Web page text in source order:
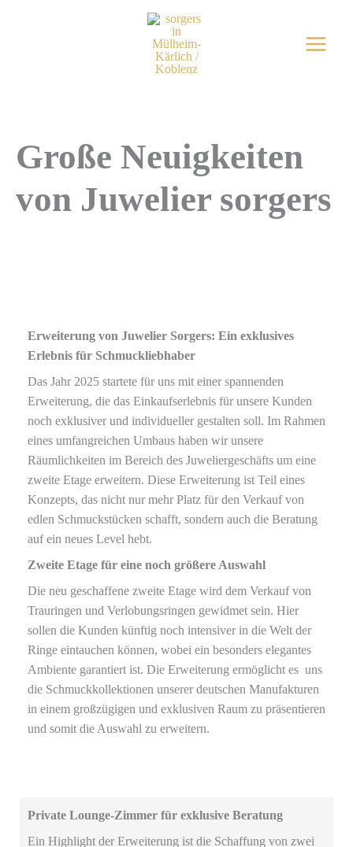
Große Neuigkeiten
von Juwelier sorgers
Erweiterung von Juwelier Sorgers: Ein exklusives
Erlebnis für Schmuckliebhaber
Das Jahr 2025 startete für uns mit einer spannenden
Erweiterung, die das Einkaufserlebnis für unsere Kunden
noch exklusiver und individueller gestalten soll. Im Rahmen
eines umfangreichen Umbaus haben wir unsere
Räumlichkeiten im Bereich des Juweliergeschäfts um eine
zweite Etage erweitern. Diese Erweiterung ist Teil eines
Konzepts, das nicht nur mehr Platz für den Verkauf von
edlen Schmuckstücken schafft, sondern auch die Beratung
auf ein neues Level hebt.
Zweite Etage für eine noch größere Auswahl
Die neu geschaffene zweite Etage wird dem Verkauf von
Trauringen und Verlobungsringen gewidmet sein. Hier
sollen die Kunden künftig noch intensiver in die Welt der
Ringe eintauchen können, wobei ein besonders elegantes
Ambiente garantiert ist. Die Erweiterung ermöglicht es uns
die Schmuckkollektionen unserer deutschen Manufakturen
in einem großzügigen und exklusiven Raum zu präsentieren
und somit die Auswahl zu erweitern.
Private Lounge-Zimmer für exklusive Beratung
Ein Highlight der Erweiterung ist die Schaffung von zwei